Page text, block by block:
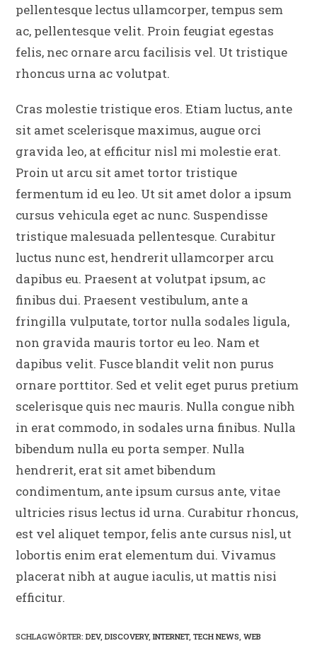
pellentesque lectus ullamcorper, tempus sem
ac, pellentesque velit. Proin feugiat egestas
felis, nec ornare arcu facilisis vel. Ut tristique
rhoncus urna ac volutpat.
Cras molestie tristique eros. Etiam luctus, ante
sit amet scelerisque maximus, augue orci
gravida leo, at efficitur nisl mi molestie erat.
Proin ut arcu sit amet tortor tristique
fermentum id eu leo. Ut sit amet dolor a ipsum
cursus vehicula eget ac nunc. Suspendisse
tristique malesuada pellentesque. Curabitur
luctus nunc est, hendrerit ullamcorper arcu
dapibus eu. Praesent at volutpat ipsum, ac
finibus dui. Praesent vestibulum, ante a
fringilla vulputate, tortor nulla sodales ligula,
non gravida mauris tortor eu leo. Nam et
dapibus velit. Fusce blandit velit non purus
ornare porttitor. Sed et velit eget purus pretium
scelerisque quis nec mauris. Nulla congue nibh
in erat commodo, in sodales urna finibus. Nulla
bibendum nulla eu porta semper. Nulla
hendrerit, erat sit amet bibendum
condimentum, ante ipsum cursus ante, vitae
ultricies risus lectus id urna. Curabitur rhoncus,
est vel aliquet tempor, felis ante cursus nisl, ut
lobortis enim erat elementum dui. Vivamus
placerat nibh at augue iaculis, ut mattis nisi
efficitur.
SCHLAGWÖRTER:DEV, DISCOVERY, INTERNET, TECH NEWS, WEB